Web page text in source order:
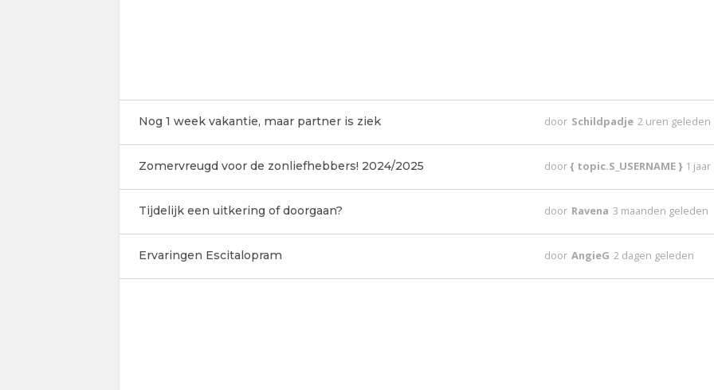
Nog 1 week vakantie, maar partner is ziek door Schildpadje 2 uren geleden
Zomervreugd voor de zonliefhebbers! 2024/2025 door{ topic.S_USERNAME } 1
Tijdelijk een uitkering of doorgaan? door Ravena 3 maanden geleden
Ervaringen Escitalopram door AngieG 2 dagen geleden